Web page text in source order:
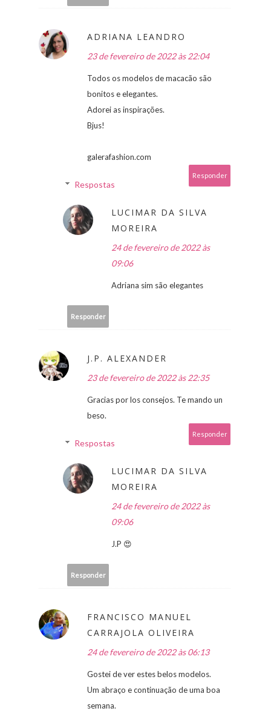
ADRIANA LEANDRO
23 de fevereiro de 2022 às 22:04
Todos os modelos de macacão são
bonitos e elegantes.
Adorei as inspirações.
Bjus!
galerafashion.com
Responder
Respostas
LUCIMAR DA SILVA
MOREIRA
24 de fevereiro de 2022 às
09:06
Adriana sim são elegantes
Responder
J.P. ALEXANDER
23 de fevereiro de 2022 às 22:35
Gracias por los consejos. Te mando un
beso.
Responder
Respostas
LUCIMAR DA SILVA
MOREIRA
24 de fevereiro de 2022 às
09:06
J.P 😍
Responder
FRANCISCO MANUEL
CARRAJOLA OLIVEIRA
24 de fevereiro de 2022 às 06:13
Gostei de ver estes belos modelos.
Um abraço e continuação de uma boa
semana.